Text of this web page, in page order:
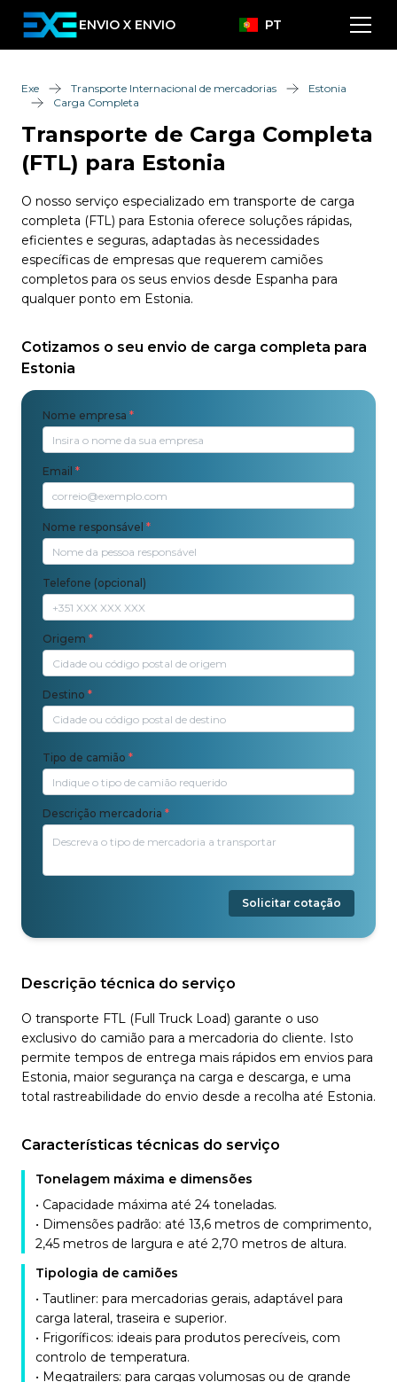
ENVIO X ENVIO PT
Exe Transporte Internacional de mercadorias
Estonia
Carga Completa
Transporte de Carga Completa
(FTL) para Estonia
O nosso serviço especializado em transporte de carga
completa (FTL) para Estonia oferece soluções rápidas,
eficientes e seguras, adaptadas às necessidades
específicas de empresas que requerem camiões
completos para os seus envios desde Espanha para
qualquer ponto em Estonia.
Cotizamos o seu envio de carga completa para
Estonia
Nome empresa *
Email *
Nome responsável *
Telefone (opcional)
Origem *
Destino *
Tipo de camião *
Descrição mercadoria *
Solicitar cotação
Descrição técnica do serviço
O transporte FTL (Full Truck Load) garante o uso
exclusivo do camião para a mercadoria do cliente. Isto
permite tempos de entrega mais rápidos em envios para
Estonia, maior segurança na carga e descarga, e uma
total rastreabilidade do envio desde a recolha até Estonia.
Características técnicas do serviço
Tonelagem máxima e dimensões
• Capacidade máxima até 24 toneladas.
• Dimensões padrão: até 13,6 metros de comprimento,
2,45 metros de largura e até 2,70 metros de altura.
Tipologia de camiões
• Tautliner: para mercadorias gerais, adaptável para
carga lateral, traseira e superior.
• Frigoríficos: ideais para produtos perecíveis, com
controlo de temperatura.
• Megatrailers: para cargas volumosas ou de grande